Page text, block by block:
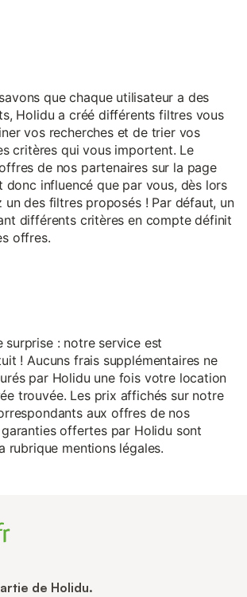
que chaque utilisateur a des
Holidu a créé différents filtres vous
vos recherches et de trier vos
critères qui vous importent. Le
de nos partenaires sur la page
donc influencé que par vous, dès lors
un des filtres proposés ! Par défaut, un
différents critères en compte définit
offres.
surprise : notre service est
! Aucuns frais supplémentaires ne
par Holidu une fois votre location
trouvée. Les prix affichés sur notre
aux offres de nos
offertes par Holidu sont
rubrique mentions légales.
de Holidu.